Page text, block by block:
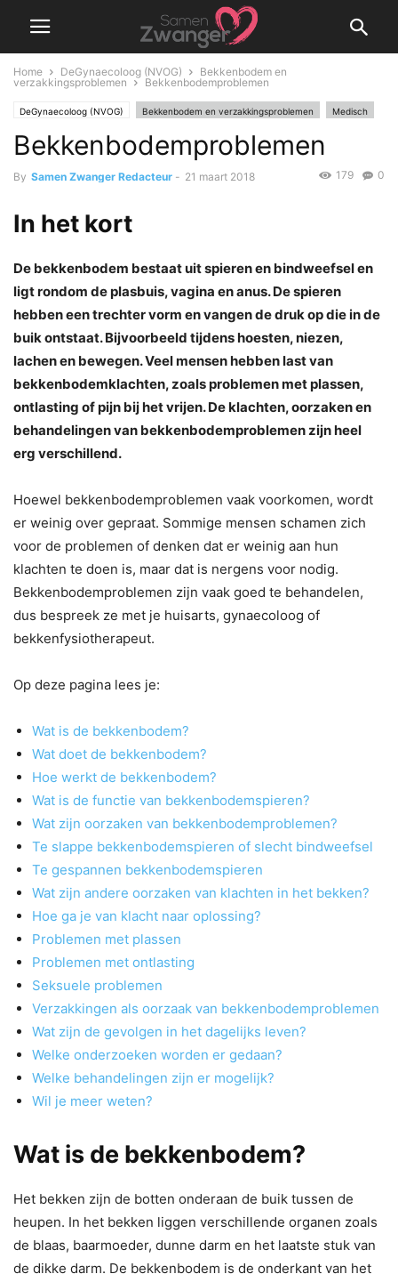
Home DeGynaecoloog (NVOG)
Bekkenbodem en
verzakkingsproblemen
Bekkenbodemproblemen
DeGynaecoloog (NVOG) Bekkenbodem en verzakkingsproblemen Medisch
Bekkenbodemproblemen
By Samen Zwanger Redacteur - 21 maart 2018 0
179
In het kort
De bekkenbodem bestaat uit spieren en bindweefsel en
ligt rondom de plasbuis, vagina en anus. De spieren
hebben een trechter vorm en vangen de druk op die in de
buik ontstaat. Bijvoorbeeld tijdens hoesten, niezen,
lachen en bewegen. Veel mensen hebben last van
bekkenbodemklachten, zoals problemen met plassen,
ontlasting of pijn bij het vrijen. De klachten, oorzaken en
behandelingen van bekkenbodemproblemen zijn heel
erg verschillend.
Hoewel bekkenbodemproblemen vaak voorkomen, wordt
er weinig over gepraat. Sommige mensen schamen zich
voor de problemen of denken dat er weinig aan hun
klachten te doen is, maar dat is nergens voor nodig.
Bekkenbodemproblemen zijn vaak goed te behandelen,
dus bespreek ze met je huisarts, gynaecoloog of
bekkenfysiotherapeut.
Op deze pagina lees je:
Wat is de bekkenbodem?
Wat doet de bekkenbodem?
Hoe werkt de bekkenbodem?
Wat is de functie van bekkenbodemspieren?
Wat zijn oorzaken van bekkenbodemproblemen?
Te slappe bekkenbodemspieren of slecht bindweefsel
Te gespannen bekkenbodemspieren
Wat zijn andere oorzaken van klachten in het bekken?
Hoe ga je van klacht naar oplossing?
Problemen met plassen
Problemen met ontlasting
Seksuele problemen
Verzakkingen als oorzaak van bekkenbodemproblemen
Wat zijn de gevolgen in het dagelijks leven?
Welke onderzoeken worden er gedaan?
Welke behandelingen zijn er mogelijk?
Wil je meer weten?
Wat is de bekkenbodem?
Het bekken zijn de botten onderaan de buik tussen de
heupen. In het bekken liggen verschillende organen zoals
de blaas, baarmoeder, dunne darm en het laatste stuk van
de dikke darm. De bekkenbodem is de onderkant van het